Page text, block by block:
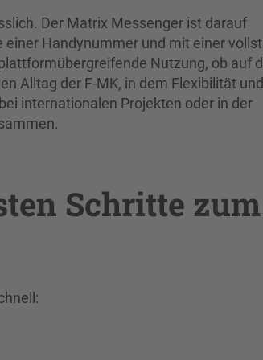
Der Matrix Messenger ist darauf
Handynummer und mit einer
Nutzung, ob auf
Alltag der F-MK, in dem Flexibilität und
internationalen Projekten oder in der
Schritte zum